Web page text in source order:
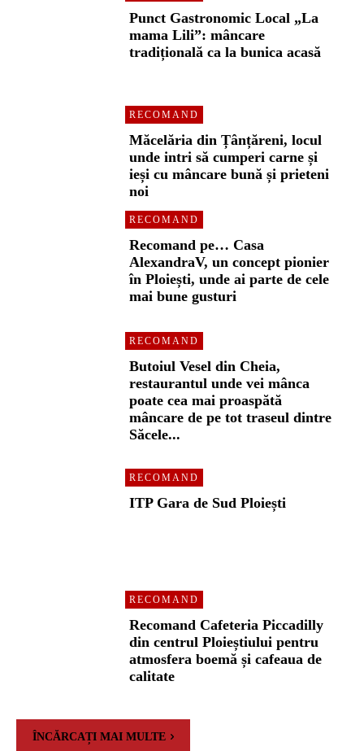
Punct Gastronomic Local „La
mama Lili”: mâncare
tradițională ca la bunica acasă
RECOMAND
Măcelăria din Țânțăreni, locul
unde intri să cumperi carne și
ieși cu mâncare bună și prieteni
noi
RECOMAND
Recomand pe… Casa
AlexandraV, un concept pionier
în Ploiești, unde ai parte de cele
mai bune gusturi
RECOMAND
Butoiul Vesel din Cheia,
restaurantul unde vei mânca
poate cea mai proaspătă
mâncare de pe tot traseul dintre
Săcele...
RECOMAND
ITP Gara de Sud Ploiești
RECOMAND
Recomand Cafeteria Piccadilly
din centrul Ploieștiului pentru
atmosfera boemă și cafeaua de
calitate
ÎNCĂRCAȚI MAI MULTE